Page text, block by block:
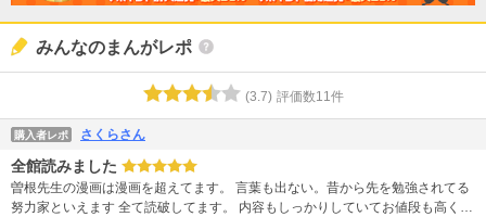
みんなのまんがレポ
(3.7) 評価数11件
購入者レポ さくらさん
全館読みました
曽根先生の漫画は漫画を超えてます。 言葉も出ない。昔から先を勉強されてる
努力家といえます 全て読破してます。 内容もしっかりしていてお値段も高くな